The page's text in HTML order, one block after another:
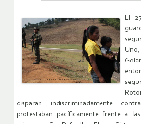
El
disparan indiscriminadamente
protestaban pacíficamente frente a